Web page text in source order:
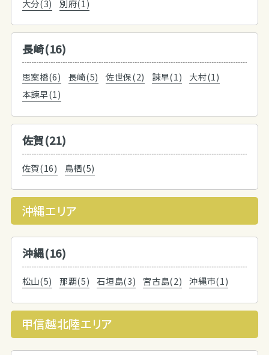
大分(3) 別府(1)
長崎(16)
思案橋(6) 長崎(5) 佐世保(2) 諫早(1)
大村(1)
本諫早(1)
佐賀(21)
佐賀(16) 鳥栖(5)
沖縄エリア
沖縄(16)
松山(5) 那覇(5) 石垣島(3) 宮古島(2) 沖縄市(1)
甲信越北陸エリア